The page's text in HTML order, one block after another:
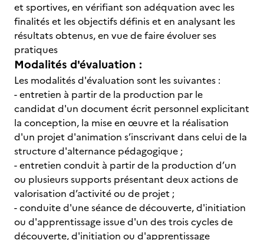
et sportives, en vérifiant son adéquation avec les
finalités et les objectifs définis et en analysant les
résultats obtenus, en vue de faire évoluer ses
pratiques
Modalités d'évaluation :
Les modalités d'évaluation sont les suivantes :
- entretien à partir de la production par le
candidat d'un document écrit personnel explicitant
la conception, la mise en œuvre et la réalisation
d'un projet d'animation s’inscrivant dans celui de la
structure d'alternance pédagogique ;
- entretien conduit à partir de la production d’un
ou plusieurs supports présentant deux actions de
valorisation d’activité ou de projet ;
- conduite d'une séance de découverte, d'initiation
ou d'apprentissage issue d'un des trois cycles de
découverte, d'initiation ou d'apprentissage